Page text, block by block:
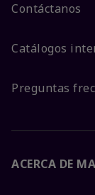
Contáctanos
Catálogos
Preguntas
ACERCA DE